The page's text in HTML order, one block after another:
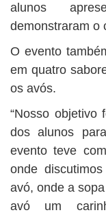
alunos
demonstraram o
O evento
em quatro
os avós.
“Nosso objetivo
dos alunos
evento teve
onde
avó, onde a
avó um